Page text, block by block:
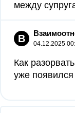
между
В 04.12.2025
Как
уже